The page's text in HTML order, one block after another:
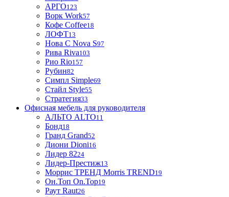
АРГО123
Ворк Work57
Кофе Coffee18
ЛОФТ13
Нова С Nova S97
Рива Riva103
Рио Rio157
Рубин82
Симпл Simple69
Стайл Style55
Стратегия33
Офисная мебель для руководителя
АЛЬТО ALTO11
Бонд18
Гранд Grand52
Диони Dioni16
Лидер 8224
Лидер-Престиж13
Моррис ТРЕНД Morris TREND19
Он.Топ On.Top19
Раут Raut26